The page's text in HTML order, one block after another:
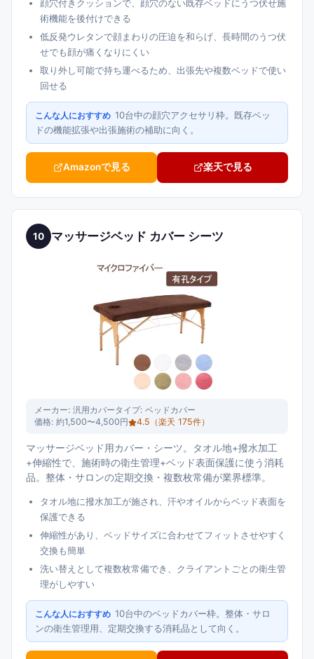
顔穴付きクッションで、顔穴のない既存ベッドにうつ伏せ施
術機能を後付けできる
低反発ウレタンで顔まわりの圧迫を和らげ、長時間のうつ伏
せでも顔が痛くなりにくい
取り外し可能で持ち運べるため、出張先や複数ベッドで使い
回せる
こんな人におすすめ 10台中の顔穴アクセサリ枠。既存ベッ
ドの機能拡張や出張施術の補助に向く。
Amazonで見る 楽天で見る
10 マッサージベッド カバー シーツ
メーカー: 汎用カバータイプ: ベッドカバー
価格: 約1,500〜4,500円 4.5 （楽天 175件）
マッサージベッド用カバー・シーツ。タオル地+撥水加工
+伸縮性で、施術時の衛生管理+ベッド表面保護に使う消耗
品。整体・サロンの定期交換・複数枚常備が業界標準。
タオル地に撥水加工が施され、汗やオイルからベッド表面を
保護できる
伸縮性があり、ベッドサイズに合わせてフィットさせやすく
交換も簡単
洗い替えとして複数枚常備でき、クライアントごとの衛生管
理がしやすい
こんな人におすすめ 10台中のベッドカバー枠。整体・サロ
ンの衛生管理用、定期交換する消耗品として向く。